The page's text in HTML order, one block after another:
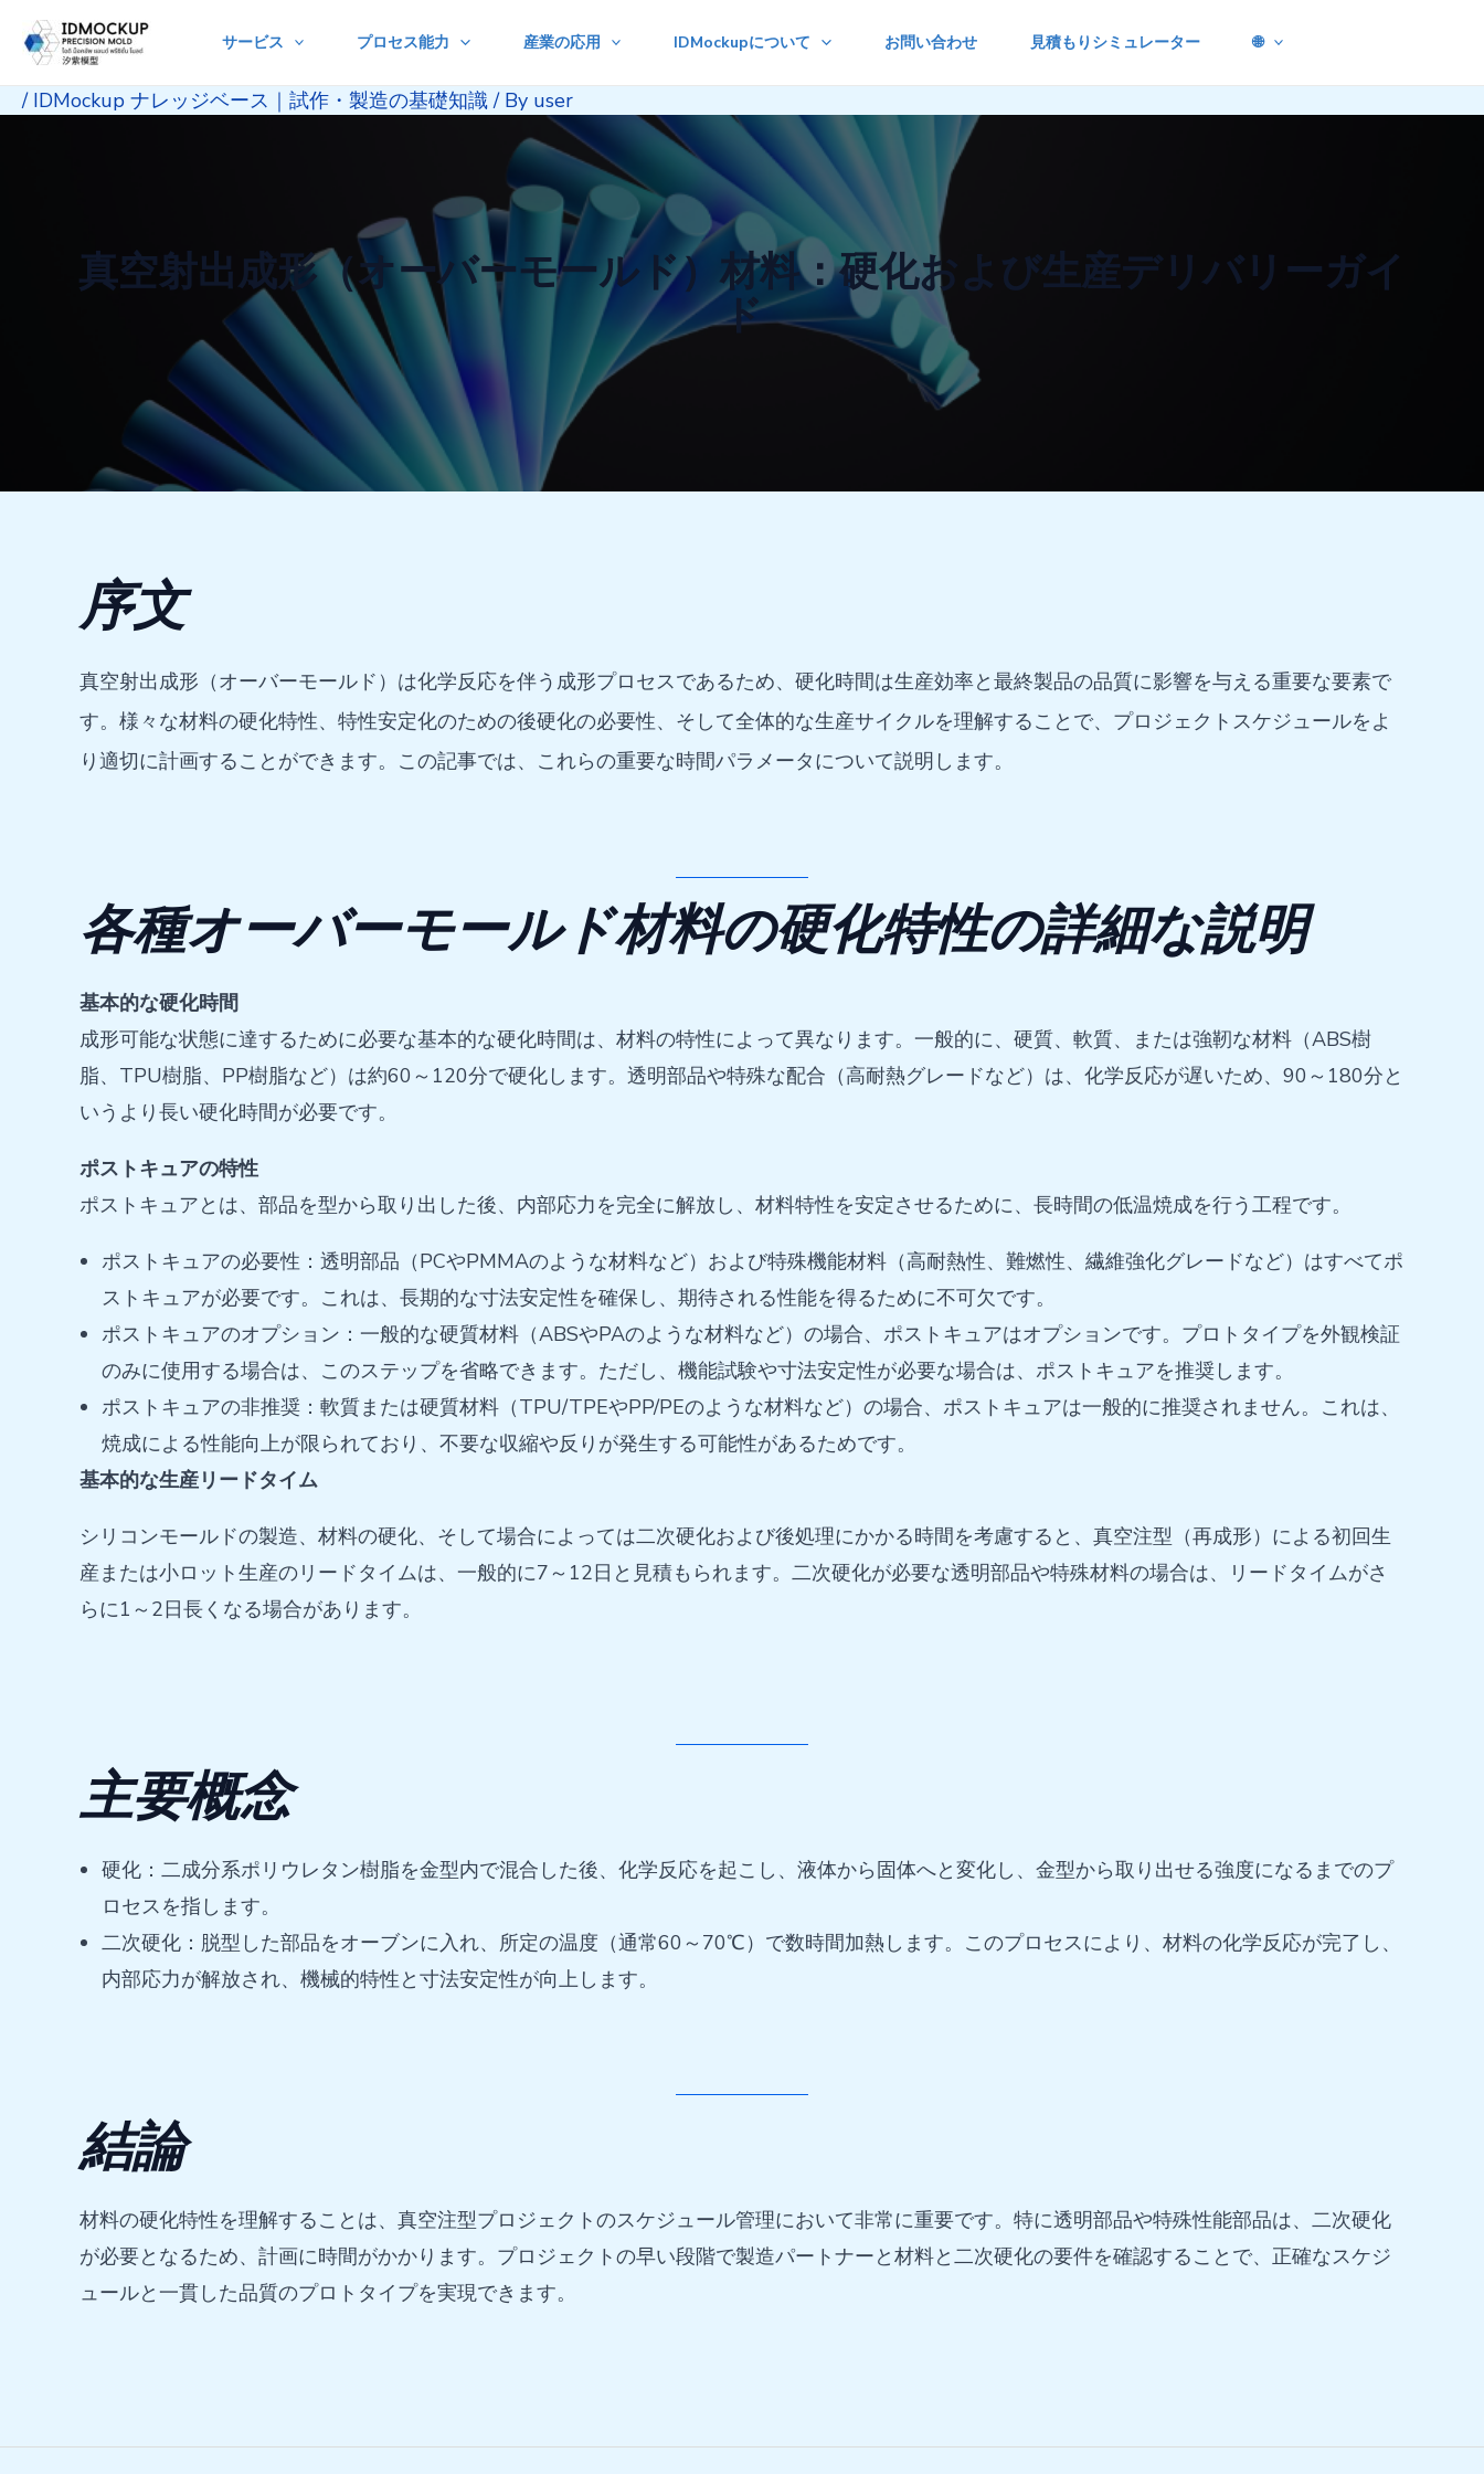
Skip
content
サービス プロセス能力 産業の応用 IDMockupについて お問い合わせ 見積もりシミュレーター 🌐
/ IDMockup ナレッジベース｜試作・製造の基礎知識/ By user
真空射出成形（オーバーモールド）材料：硬化および生産デリバリーガイ
ド
序文
真空射出成形（オーバーモールド）は化学反応を伴う成形プロセスであるため、硬化時間は生産効率と最終製品の品質に影響を与える重要な要素で
す。様々な材料の硬化特性、特性安定化のための後硬化の必要性、そして全体的な生産サイクルを理解することで、プロジェクトスケジュールをよ
り適切に計画することができます。この記事では、これらの重要な時間パラメータについて説明します。
各種オーバーモールド材料の硬化特性の詳細な説明
基本的な硬化時間
成形可能な状態に達するために必要な基本的な硬化時間は、材料の特性によって異なります。一般的に、硬質、軟質、または強靭な材料（ABS樹
脂、TPU樹脂、PP樹脂など）は約60～120分で硬化します。透明部品や特殊な配合（高耐熱グレードなど）は、化学反応が遅いため、90～180分と
いうより長い硬化時間が必要です。
ポストキュアの特性
ポストキュアとは、部品を型から取り出した後、内部応力を完全に解放し、材料特性を安定させるために、長時間の低温焼成を行う工程です。
ポストキュアの必要性：透明部品（PCやPMMAのような材料など）および特殊機能材料（高耐熱性、難燃性、繊維強化グレードなど）はすべてポ
ストキュアが必要です。これは、長期的な寸法安定性を確保し、期待される性能を得るために不可欠です。
ポストキュアのオプション：一般的な硬質材料（ABSやPAのような材料など）の場合、ポストキュアはオプションです。プロトタイプを外観検証
のみに使用する場合は、このステップを省略できます。ただし、機能試験や寸法安定性が必要な場合は、ポストキュアを推奨します。
ポストキュアの非推奨：軟質または硬質材料（TPU/TPEやPP/PEのような材料など）の場合、ポストキュアは一般的に推奨されません。これは、
焼成による性能向上が限られており、不要な収縮や反りが発生する可能性があるためです。
基本的な生産リードタイム
シリコンモールドの製造、材料の硬化、そして場合によっては二次硬化および後処理にかかる時間を考慮すると、真空注型（再成形）による初回生
産または小ロット生産のリードタイムは、一般的に7～12日と見積もられます。二次硬化が必要な透明部品や特殊材料の場合は、リードタイムがさ
らに1～2日長くなる場合があります。
主要概念
硬化：二成分系ポリウレタン樹脂を金型内で混合した後、化学反応を起こし、液体から固体へと変化し、金型から取り出せる強度になるまでのプ
ロセスを指します。
二次硬化：脱型した部品をオーブンに入れ、所定の温度（通常60～70℃）で数時間加熱します。このプロセスにより、材料の化学反応が完了し、
内部応力が解放され、機械的特性と寸法安定性が向上します。
結論
材料の硬化特性を理解することは、真空注型プロジェクトのスケジュール管理において非常に重要です。特に透明部品や特殊性能部品は、二次硬化
が必要となるため、計画に時間がかかります。プロジェクトの早い段階で製造パートナーと材料と二次硬化の要件を確認することで、正確なスケジ
ュールと一貫した品質のプロトタイプを実現できます。